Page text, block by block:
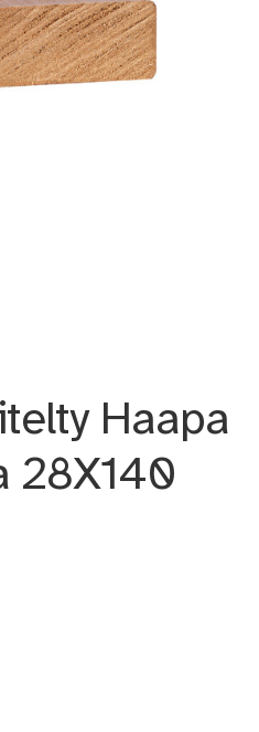
Haapa
28X140